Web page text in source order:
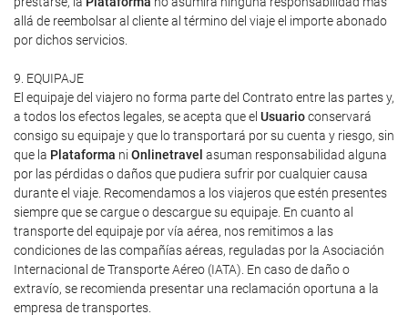
allá de reembolsar al cliente al término del viaje el importe abonado
por dichos servicios.
9. EQUIPAJE
El equipaje del viajero no forma parte del Contrato entre las partes y,
a todos los efectos legales, se acepta que el Usuarioconservará
consigo su equipaje y que lo transportará por su cuenta y riesgo, sin
que la Plataforma ni Onlinetravel asuman responsabilidad alguna
por las pérdidas o daños que pudiera sufrir por cualquier causa
durante el viaje. Recomendamos a los viajeros que estén presentes
siempre que se cargue o descargue su equipaje. En cuanto al
transporte del equipaje por vía aérea, nos remitimos a las
condiciones de las compañías aéreas, reguladas por la Asociación
Internacional de Transporte Aéreo (IATA). En caso de daño o
extravío, se recomienda presentar una reclamación oportuna a la
empresa de transportes.